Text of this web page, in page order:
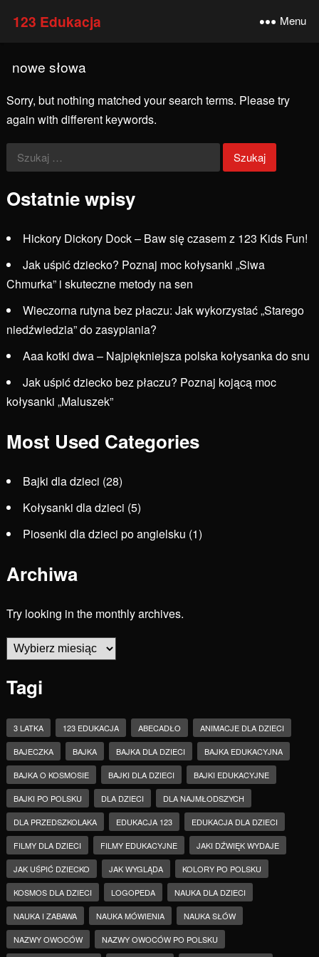
123 Edukacja Menu
nowe słowa
Sorry, but nothing matched your search terms. Please try
again with different keywords.
Szukaj:
Ostatnie wpisy
Hickory Dickory Dock – Baw się czasem z 123 Kids Fun!
Jak uśpić dziecko? Poznaj moc kołysanki „Siwa
Chmurka” i skuteczne metody na sen
Wieczorna rutyna bez płaczu: Jak wykorzystać „Starego
niedźwiedzia” do zasypiania?
Aaa kotki dwa – Najpiękniejsza polska kołysanka do snu
Jak uśpić dziecko bez płaczu? Poznaj kojącą moc
kołysanki „Maluszek”
Most Used Categories
Bajki dla dzieci (28)
Kołysanki dla dzieci (5)
Piosenki dla dzieci po angielsku (1)
Archiwa
Try looking in the monthly archives.
Archiwa
Tagi
3 LATKA 123 EDUKACJA ABECADŁO ANIMACJE DLA DZIECI
BAJECZKA BAJKA BAJKA DLA DZIECI BAJKA EDUKACYJNA
BAJKA O KOSMOSIE BAJKI DLA DZIECI BAJKI EDUKACYJNE
BAJKI PO POLSKU DLA DZIECI DLA NAJMŁODSZYCH
DLA PRZEDSZKOLAKA EDUKACJA 123 EDUKACJA DLA DZIECI
FILMY DLA DZIECI FILMY EDUKACYJNE JAKI DŹWIĘK WYDAJE
JAK UŚPIĆ DZIECKO JAK WYGLĄDA KOLORY PO POLSKU
KOSMOS DLA DZIECI LOGOPEDA NAUKA DLA DZIECI
NAUKA I ZABAWA NAUKA MÓWIENIA NAUKA SŁÓW
NAZWY OWOCÓW NAZWY OWOCÓW PO POLSKU